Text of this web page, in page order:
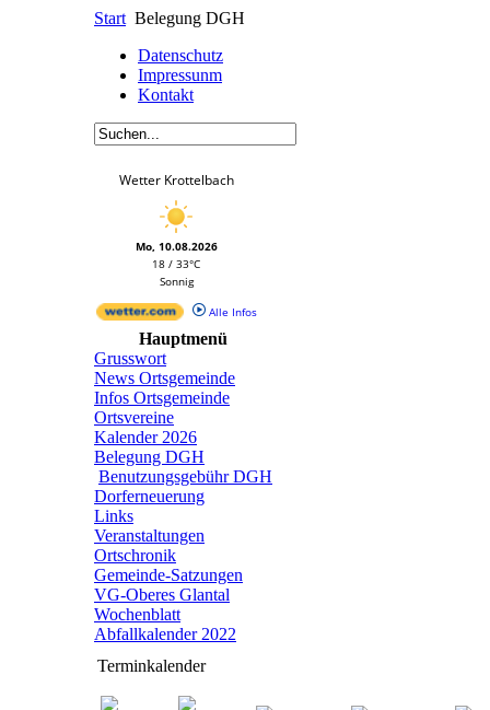
Start Belegung DGH
Datenschutz
Impressunm
Kontakt
Wetter Krottelbach
Mo, 10.08.2026
18 / 33°C
Sonnig
Alle Infos
Hauptmenü
Grusswort
News Ortsgemeinde
Infos Ortsgemeinde
Ortsvereine
Kalender 2026
Belegung DGH
Benutzungsgebühr DGH
Dorferneuerung
Links
Veranstaltungen
Ortschronik
Gemeinde-Satzungen
VG-Oberes Glantal
Wochenblatt
Abfallkalender 2022
Terminkalender